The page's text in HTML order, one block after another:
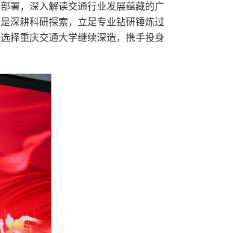
署，深入解读交通行业发展蕴藏的广
深耕科研探索，立足专业钻研锤炼过
择重庆交通大学继续深造，携手投身